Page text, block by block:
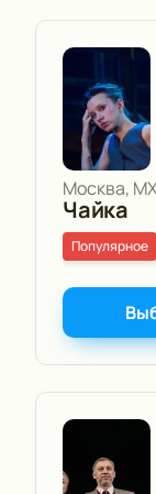
Чайка
Популярное